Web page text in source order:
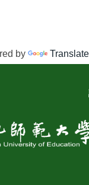
by Translate